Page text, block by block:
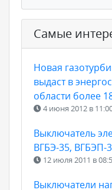
Самые
Новая
выдаст в
области более
4 июня 2012 в
Выключатель
ВГБЭ-35, ВГБЭП-
12 июля 2011 в
Выключатели